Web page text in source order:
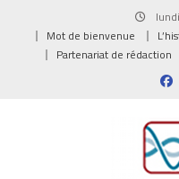
Mot de bienvenue
Partenariat de rédaction